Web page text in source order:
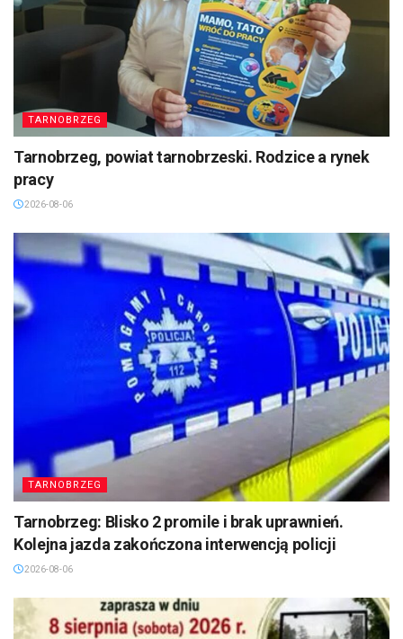
TARNOBRZEG
Tarnobrzeg, powiat tarnobrzeski. Rodzice a rynek
pracy
2026-08-06
TARNOBRZEG
Tarnobrzeg: Blisko 2 promile i brak uprawnień.
Kolejna jazda zakończona interwencją policji
2026-08-06